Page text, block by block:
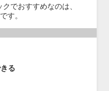
でおすすめなのは、
す。
る